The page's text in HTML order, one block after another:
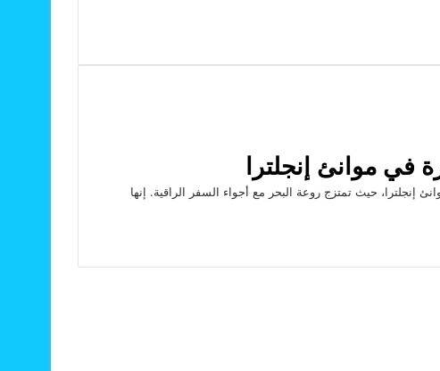
في موانئ إنجلترا
حيث تمتزج روعة البحر مع أجواء السفر الراقية. إنها